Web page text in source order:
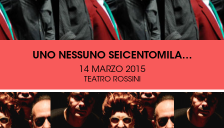
UNO NESSUNO SEICENTOMILA…
14 MARZO 2015
TEATRO ROSSINI